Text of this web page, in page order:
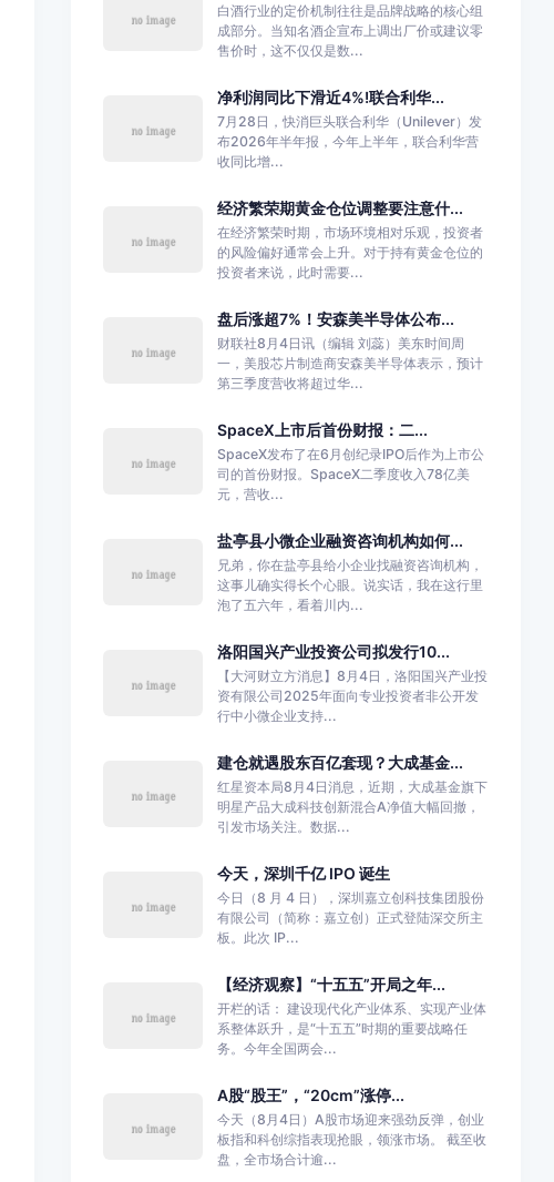
白酒行业的定价机制往往是品牌战略的核心组
成部分。当知名酒企宣布上调出厂价或建议零
售价时，这不仅仅是数...
净利润同比下滑近4%!联合利华...
7月28日，快消巨头联合利华（Unilever）发
布2026年半年报，今年上半年，联合利华营
收同比增...
经济繁荣期黄金仓位调整要注意什...
在经济繁荣时期，市场环境相对乐观，投资者
的风险偏好通常会上升。对于持有黄金仓位的
投资者来说，此时需要...
盘后涨超7%！安森美半导体公布...
财联社8月4日讯（编辑 刘蕊）美东时间周
一，美股芯片制造商安森美半导体表示，预计
第三季度营收将超过华...
SpaceX上市后首份财报：二...
SpaceX发布了在6月创纪录IPO后作为上市公
司的首份财报。SpaceX二季度收入78亿美
元，营收...
盐亭县小微企业融资咨询机构如何...
兄弟，你在盐亭县给小企业找融资咨询机构，
这事儿确实得长个心眼。说实话，我在这行里
泡了五六年，看着川内...
洛阳国兴产业投资公司拟发行10...
【大河财立方消息】8月4日，洛阳国兴产业投
资有限公司2025年面向专业投资者非公开发
行中小微企业支持...
建仓就遇股东百亿套现？大成基金...
红星资本局8月4日消息，近期，大成基金旗下
明星产品大成科技创新混合A净值大幅回撤，
引发市场关注。数据...
今天，深圳千亿 IPO 诞生
今日（8 月 4 日），深圳嘉立创科技集团股份
有限公司（简称：嘉立创）正式登陆深交所主
板。此次 IP...
【经济观察】“十五五”开局之年...
开栏的话： 建设现代化产业体系、实现产业体
系整体跃升，是“十五五”时期的重要战略任
务。今年全国两会...
A股“股王”，“20cm”涨停...
今天（8月4日）A股市场迎来强劲反弹，创业
板指和科创综指表现抢眼，领涨市场。 截至收
盘，全市场合计逾...